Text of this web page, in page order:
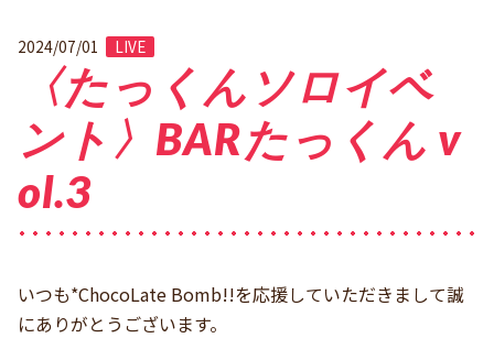
2024/07/01 LIVE
〈たっくんソロイベ
ント〉BARたっくん v
ol.3
いつも*ChocoLate Bomb!!を応援していただきまして誠
にありがとうございます。